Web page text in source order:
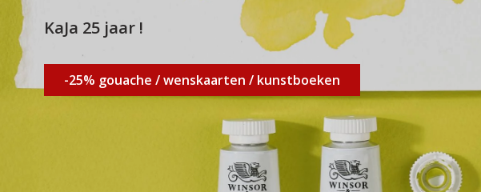
KaJa 25 jaar !
-25% gouache / wenskaarten / kunstboeken